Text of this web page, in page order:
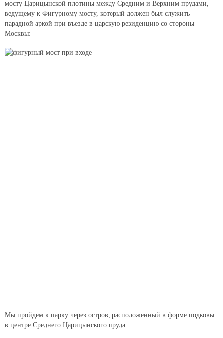
мосту Царицынской плотины между Средним и Верхним прудами,
ведущему к Фигурному мосту, который должен был служить
парадной аркой при въезде в царскую резиденцию со стороны
Москвы:
Мы пройдем к парку через остров, расположенный в форме подковы
в центре Среднего Царицынского пруда.